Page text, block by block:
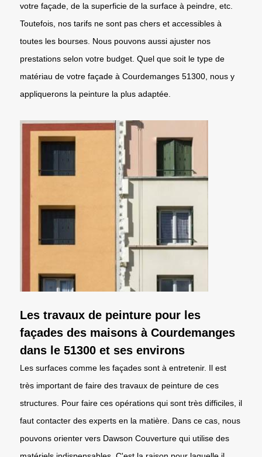
votre façade, de la superficie de la surface à peindre, etc.
Toutefois, nos tarifs ne sont pas chers et accessibles à
toutes les bourses. Nous pouvons aussi ajuster nos
prestations selon votre budget. Quel que soit le type de
matériau de votre façade à Courdemanges 51300, nous y
appliquerons la peinture la plus adaptée.
Les travaux de peinture pour les
façades des maisons à Courdemanges
dans le 51300 et ses environs
Les surfaces comme les façades sont à entretenir. Il est
très important de faire des travaux de peinture de ces
structures. Pour faire ces opérations qui sont très difficiles, il
faut contacter des experts en la matière. Dans ce cas, nous
pouvons orienter vers Dawson Couverture qui utilise des